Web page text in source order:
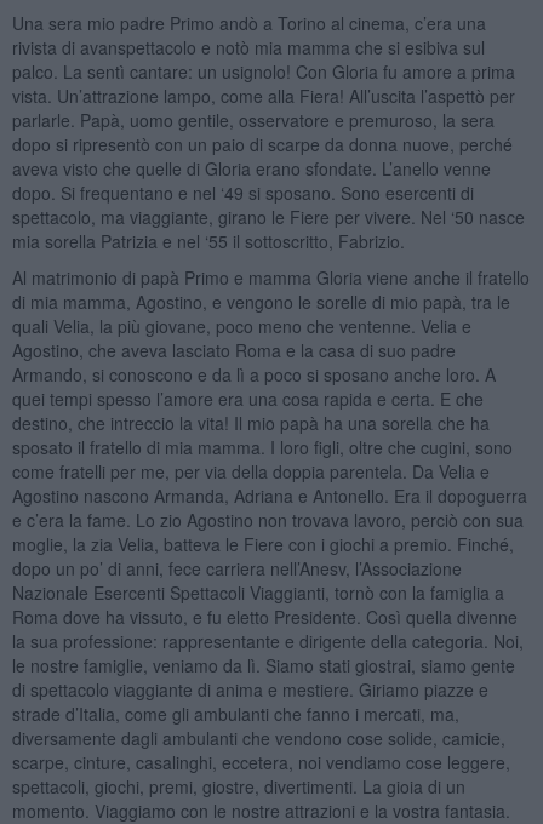
Una sera mio padre Primo andò a Torino al cinema, c’era una
rivista di avanspettacolo e notò mia mamma che si esibiva sul
palco. La sentì cantare: un usignolo! Con Gloria fu amore a prima
vista. Un’attrazione lampo, come alla Fiera! All’uscita l’aspettò per
parlarle. Papà, uomo gentile, osservatore e premuroso, la sera
dopo si ripresentò con un paio di scarpe da donna nuove, perché
aveva visto che quelle di Gloria erano sfondate. L’anello venne
dopo. Si frequentano e nel ‘49 si sposano. Sono esercenti di
spettacolo, ma viaggiante, girano le Fiere per vivere. Nel ‘50 nasce
mia sorella Patrizia e nel ‘55 il sottoscritto, Fabrizio.
Al matrimonio di papà Primo e mamma Gloria viene anche il fratello
di mia mamma, Agostino, e vengono le sorelle di mio papà, tra le
quali Velia, la più giovane, poco meno che ventenne. Velia e
Agostino, che aveva lasciato Roma e la casa di suo padre
Armando, si conoscono e da lì a poco si sposano anche loro. A
quei tempi spesso l’amore era una cosa rapida e certa. E che
destino, che intreccio la vita! Il mio papà ha una sorella che ha
sposato il fratello di mia mamma. I loro figli, oltre che cugini, sono
come fratelli per me, per via della doppia parentela. Da Velia e
Agostino nascono Armanda, Adriana e Antonello. Era il dopoguerra
e c’era la fame. Lo zio Agostino non trovava lavoro, perciò con sua
moglie, la zia Velia, batteva le Fiere con i giochi a premio. Finché,
dopo un po’ di anni, fece carriera nell’Anesv, l’Associazione
Nazionale Esercenti Spettacoli Viaggianti, tornò con la famiglia a
Roma dove ha vissuto, e fu eletto Presidente. Così quella divenne
la sua professione: rappresentante e dirigente della categoria. Noi,
le nostre famiglie, veniamo da lì. Siamo stati giostrai, siamo gente
di spettacolo viaggiante di anima e mestiere. Giriamo piazze e
strade d’Italia, come gli ambulanti che fanno i mercati, ma,
diversamente dagli ambulanti che vendono cose solide, camicie,
scarpe, cinture, casalinghi, eccetera, noi vendiamo cose leggere,
spettacoli, giochi, premi, giostre, divertimenti. La gioia di un
momento. Viaggiamo con le nostre attrazioni e la vostra fantasia.